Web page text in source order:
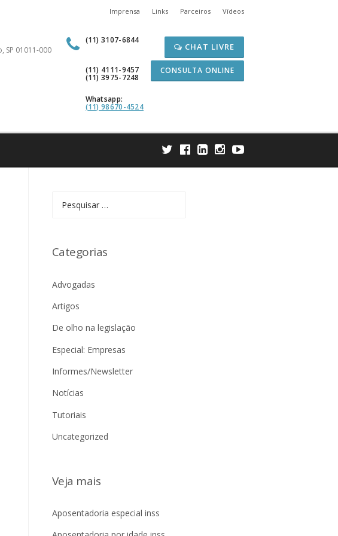
Imprensa Links Parceiros Vídeos
SP 01011-000
(11) 3107-6844
(11) 4111-9457
(11) 3975-7248
Whatsapp:
(11) 98670-4524
CHAT LIVRE
CONSULTA ONLINE
por:
Categorias
Advogadas
Artigos
De olho na legislação
Especial: Empresas
Informes/Newsletter
Notícias
Tutoriais
Uncategorized
Veja mais
Aposentadoria especial inss